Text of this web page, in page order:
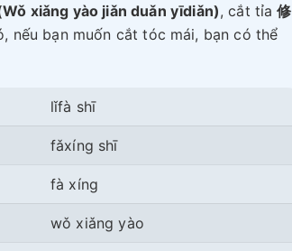
xiǎng yào jiǎn duǎn yīdiǎn), cắt tỉa 修
nếu bạn muốn cắt tóc mái, bạn có thể
lǐfà shī
fǎxíng shī
fà xíng
wǒ xiǎng yào